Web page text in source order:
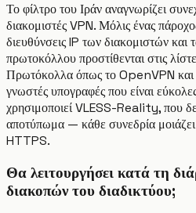
Το φίλτρο του Ιράν αναγνωρίζει
διακομιστές VPN. Μόλις ένας
διευθύνσεις IP των διακομιστών
πρωτοκόλλου προστίθενται στις
Πρωτόκολλα όπως το OpenVPN
γνωστές υπογραφές που είναι
χρησιμοποιεί VLESS-Reality, που
αποτύπωμα — κάθε συνεδρία
HTTPS.
Θα λειτουργήσει κατά τη
διακοπών του διαδικτύου;